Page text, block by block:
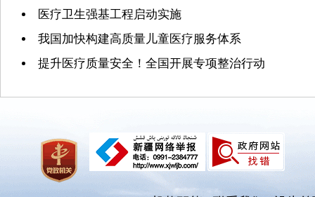
医疗卫生强基工程启动实施
我国加快构建高质量儿童医疗服务体系
提升医疗质量安全！全国开展专项整治行动